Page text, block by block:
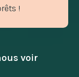
!
voir